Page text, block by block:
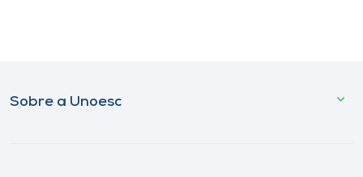
Sobre a Unoesc